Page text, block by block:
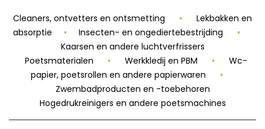
Cleaners, ontvetters en ontsmetting •
Lekbakken en
absorptie
• Insecten- en ongediertebestrijding
•
Kaarsen en andere luchtverfrissers
Poetsmaterialen
• Werkkledij en PBM •
Wc-
papier, poetsrollen en andere papierwaren
•
Zwembadproducten en -toebehoren
Hogedrukreinigers en andere poetsmachines